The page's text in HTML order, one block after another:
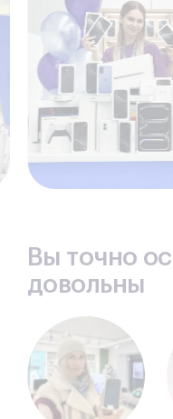
подтверждается
Экспресс
Избежать эту
владелец,
планшеты не
каждая
периодически
АКБ может
замена в
Основные
заряжается,
Вы точно
довольны